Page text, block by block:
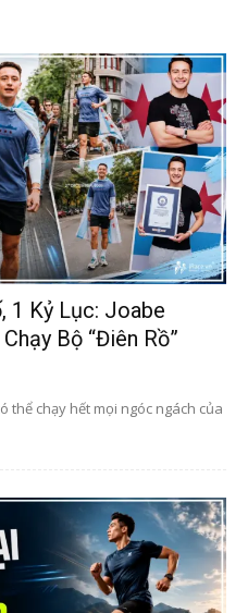
1 Kỷ Lục: Joabe
Bộ “điên Rồ”
thể chạy hết mọi ngóc ngách của